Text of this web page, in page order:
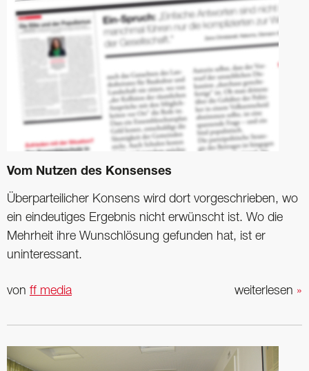
Vom Nutzen des Konsenses
Überparteilicher Konsens wird dort vorgeschrieben, wo
ein eindeutiges Ergebnis nicht erwünscht ist. Wo die
Mehrheit ihre Wunschlösung gefunden hat, ist er
uninteressant.
weiterlesen »
von ff media